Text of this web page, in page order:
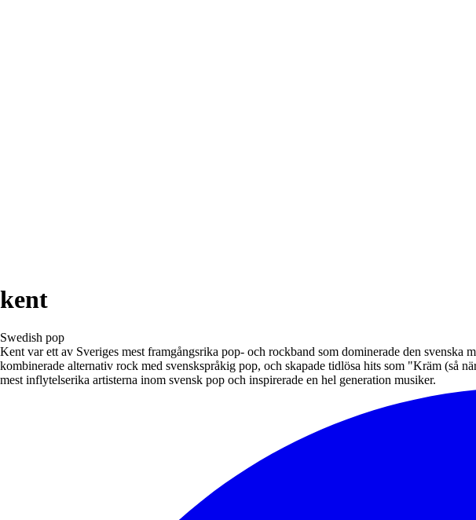
kent
Swedish pop
Kent var ett av Sveriges mest framgångsrika pop- och rockband som dominerade den
kombinerade alternativ rock med svenskspråkig pop, och skapade tidlösa hits som "Kräm
mest inflytelserika artisterna inom svensk pop och inspirerade en hel generation musiker.